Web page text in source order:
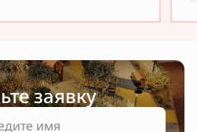
заявку